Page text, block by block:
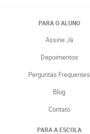
PARA O ALUNO
Assine Já
Depoimentos
Perguntas Frequentes
Blog
Contato
PARA A ESCOLA